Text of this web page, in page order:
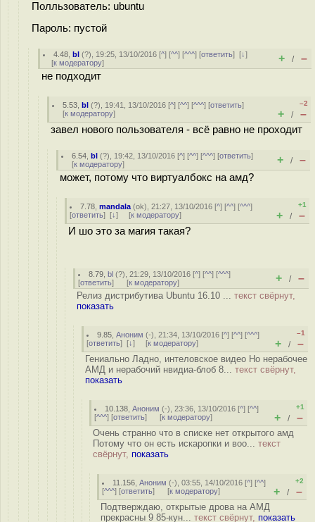
Полльзователь: ubuntu
Пароль: пустой
4.48 ,bl (?), 19:25, 13/10/2016 [^] [^^] [^^^] [ответить][↓]
[к модератору] + / –
не подходит
5.53 ,bl (?), 19:41, 13/10/2016 [^] [^^] [^^^] [ответить]
[к модератору]
–2
+ / –
завел нового пользователя - всё равно не проходит
6.54 ,bl (?), 19:42, 13/10/2016 [^] [^^] [^^^] [ответить]
[к модератору] + / –
может, потому что виртуалбокс на амд?
7.78 ,mandala (ok), 21:27, 13/10/2016 [^] [^^] [^^^]
[ответить] [↓] [к модератору]
+1
+ / –
И шо это за магия такая?
8.79 ,bl (?), 21:29, 13/10/2016 [^] [^^] [^^^]
[ответить] [к модератору] + / –
Релиз дистрибутива Ubuntu 16.10 ... текст свёрнут,
показать
9.85 ,Аноним (-), 21:34, 13/10/2016 [^] [^^] [^^^]
[ответить] [↓] [к модератору]
–1
+ / –
Гениально Ладно, интеловское видео Но нерабочее
АМД и нерабочий нвидиа-блоб 8... текст свёрнут,
показать
10.138 ,Аноним (-), 23:36, 13/10/2016 [^] [^^]
[^^^] [ответить] [к модератору]
+1
+ / –
Очень странно что в списке нет открытого амд
Потому что он есть искаропки и воо... текст
свёрнут, показать
11.156 ,Аноним (-), 03:55, 14/10/2016 [^] [^^]
[^^^] [ответить] [к модератору]
+2
+ / –
Подтверждаю, открытые дрова на АМД
прекрасны 9 85-кун... текст свёрнут, показать